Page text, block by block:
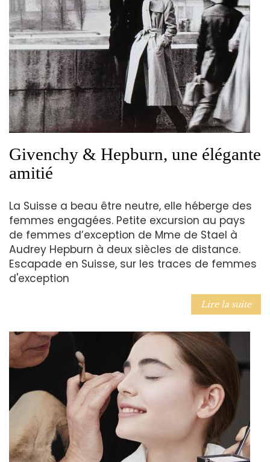
Givenchy & Hepburn, une élégante
amitié
La Suisse a beau être neutre, elle héberge des
femmes engagées. Petite excursion au pays
de femmes d’exception de Mme de Stael à
Audrey Hepburn à deux siècles de distance.
Escapade en Suisse, sur les traces de femmes
d'exception
Lire la suite